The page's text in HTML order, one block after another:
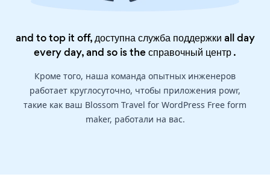
and to top it off, доступна служба поддержки all day
every day, and so is theсправочный центр.
Кроме того, наша команда опытных инженеров
работает круглосуточно, чтобы приложения powr,
такие как ваш Blossom Travel for WordPress Free form
maker, работали на вас.